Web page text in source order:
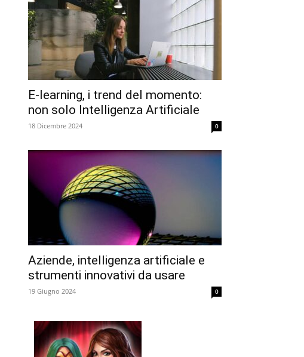
E-learning, i trend del momento:
non solo Intelligenza Artificiale
18 Dicembre 2024 0
Aziende, intelligenza artificiale e
strumenti innovativi da usare
19 Giugno 2024 0